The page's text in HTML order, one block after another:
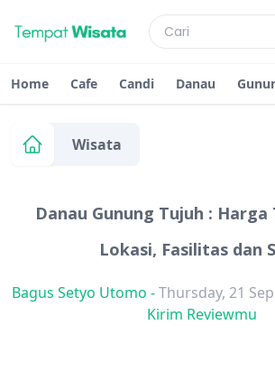
Home Cafe Candi Danau
Wisata
Danau Gunung Tujuh :
Lokasi, Fasilitas dan
Bagus Setyo Utomo -Thursday, 21
Kirim Reviewmu